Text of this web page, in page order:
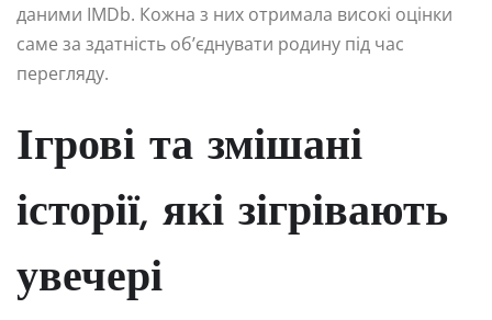
даними IMDb. Кожна з них отримала високі оцінки
саме за здатність об’єднувати родину під час
перегляду.
Ігрові та змішані
історії, які зігрівають
увечері